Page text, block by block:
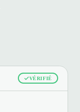
VÉRIFIÉ